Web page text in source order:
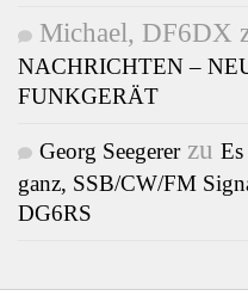
Michael, DF6DX
NACHRICHTEN –
FUNKGERÄT
Georg Seegererzu
ganz, SSB/CW/FM
DG6RS